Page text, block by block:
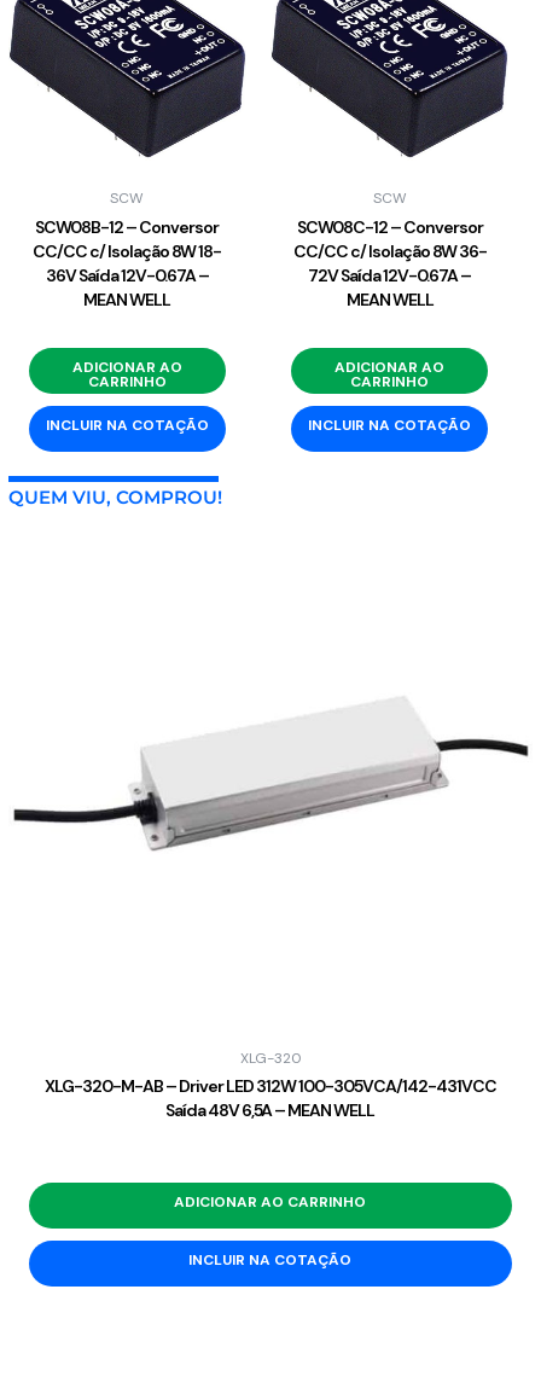
SCW
SCW08B-12 – Conversor
CC/CC c/ Isolação 8W 18-
36V Saída 12V-0.67A –
MEAN WELL
ADICIONAR AO
CARRINHO
INCLUIR NA COTAÇÃO
SCW
SCW08C-12 – Conversor
CC/CC c/ Isolação 8W 36-
72V Saída 12V-0.67A –
MEAN WELL
ADICIONAR AO
CARRINHO
INCLUIR NA COTAÇÃO
QUEM VIU, COMPROU!
XLG-320
XLG-320-M-AB – Driver LED 312W 100-305VCA/142-431VCC
Saída 48V 6,5A – MEAN WELL
ADICIONAR AO CARRINHO
INCLUIR NA COTAÇÃO